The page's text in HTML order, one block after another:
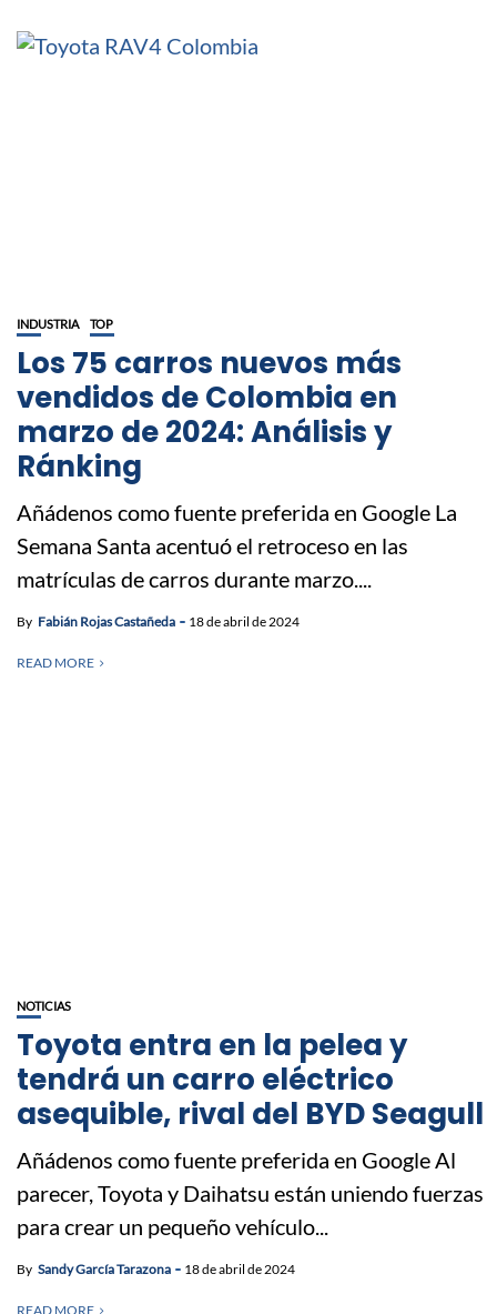
INDUSTRIA TOP
Los 75 carros nuevos más
vendidos de Colombia en
marzo de 2024: Análisis y
Ránking
Añádenos como fuente preferida en Google La
Semana Santa acentuó el retroceso en las
matrículas de carros durante marzo....
By Fabián Rojas Castañeda 18 de abril de 2024
READ MORE
NOTICIAS
Toyota entra en la pelea y
tendrá un carro eléctrico
asequible, rival del BYD Seagull
Añádenos como fuente preferida en Google Al
parecer, Toyota y Daihatsu están uniendo fuerzas
para crear un pequeño vehículo...
By Sandy García Tarazona 18 de abril de 2024
READ MORE